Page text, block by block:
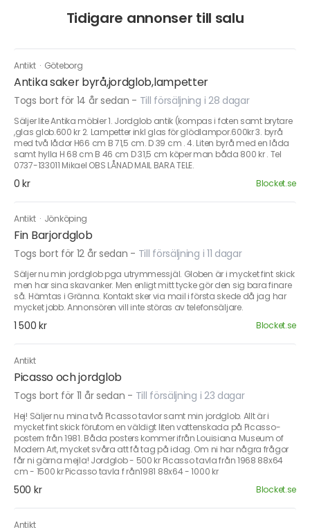
Tidigare annonser till salu
Antikt · Göteborg
Antika saker byrå,jordglob,lampetter
Togs bort för 14 år sedan - Till försäljning i 28 dagar
Säljer lite Antika möbler 1. Jordglob antik (kompas i foten samt brytare
,glas glob.600 kr 2. Lampetter inkl glas för glödlampor.600kr 3. byrå
med två lådor H66 cm B 71,5 cm. D 39 cm . 4. Liten byrå med en låda
samt hylla H 68 cm B 46 cm D 31,5 cm köper man båda 800 kr . Tel
0737-133011 Mikael OBS LÅNAD MAIL BARA TELE.
0 kr Blocket.se
Antikt · Jönköping
Fin Barjordglob
Togs bort för 12 år sedan - Till försäljning i 11 dagar
Säljer nu min jordglob pga utrymmessjäl. Globen är i mycket fint skick
men har sina skavanker. Men enligt mitt tycke gör den sig bara finare
så. Hämtas i Gränna. Kontakt sker via mail i första skede då jag har
mycket jobb. Annonsören vill inte störas av telefonsäljare.
1 500 kr Blocket.se
Antikt
Picasso och jordglob
Togs bort för 11 år sedan - Till försäljning i 23 dagar
Hej! Säljer nu mina två Picasso tavlor samt min jordglob. Allt är i
mycket fint skick förutom en väldigt liten vattenskada på Picasso-
postern från 1981. Båda posters kommer ifrån Louisiana Museum of
Modern Art, mycket svåra att få tag på idag. Om ni har några frågor
får ni gärna mejla! Jordglob - 500 kr Picasso tavla från 1968 88x64
cm - 1500 kr Picasso tavla f rån1981 88x64 - 1000 kr
500 kr Blocket.se
Antikt